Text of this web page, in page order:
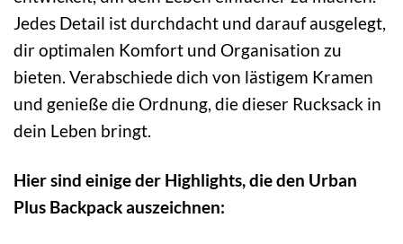
Jedes Detail ist durchdacht und darauf ausgelegt,
dir optimalen Komfort und Organisation zu
bieten. Verabschiede dich von lästigem Kramen
und genieße die Ordnung, die dieser Rucksack in
dein Leben bringt.
Hier sind einige der Highlights, die den Urban
Plus Backpack auszeichnen: